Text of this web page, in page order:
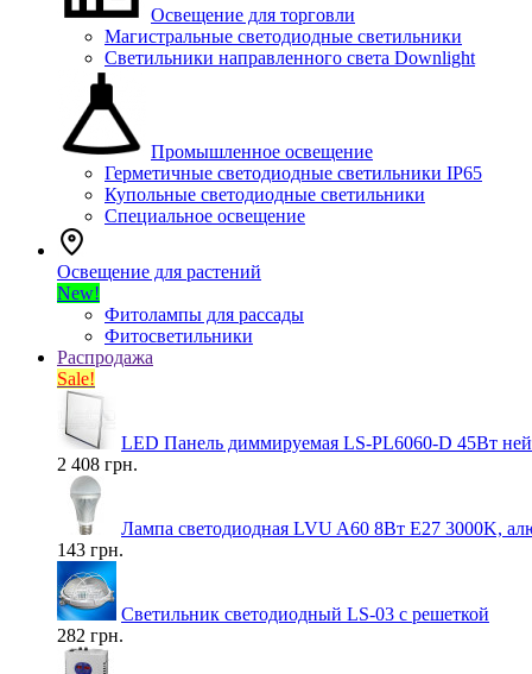
Освещение для торговли
Магистральные светодиодные светильники
Светильники направленного света Downlight
Промышленное освещение
Герметичные светодиодные светильники IP65
Купольные светодиодные светильники
Специальное освещение
Освещение для растений
New!
Фитолампы для рассады
Фитосветильники
Распродажа
Sale!
LED Панель диммируемая LS-PL6060-D 45Вт
2 408 грн.
Лампа светодиодная LVU A60 8Вт E27 3000K,
143 грн.
Светильник светодиодный LS-03 с решеткой
282 грн.